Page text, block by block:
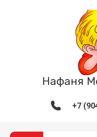
Нафаня
+7